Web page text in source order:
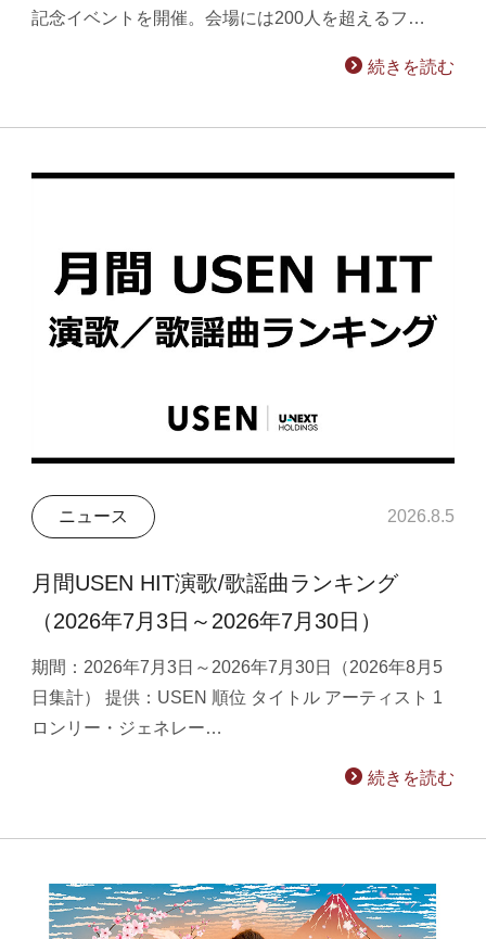
記念イベントを開催。会場には200人を超えるフ…
続きを読む
ニュース 2026.8.5
月間USEN HIT演歌/歌謡曲ランキング
（2026年7月3日～2026年7月30日）
期間：2026年7月3日～2026年7月30日（2026年8月5
日集計） 提供：USEN 順位 タイトル アーティスト 1
ロンリー・ジェネレー…
続きを読む